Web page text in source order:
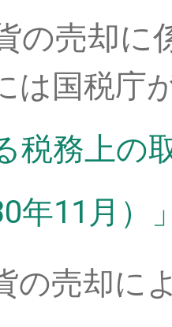
の売却に
は国税庁
税務上の
年11月）
の売却に